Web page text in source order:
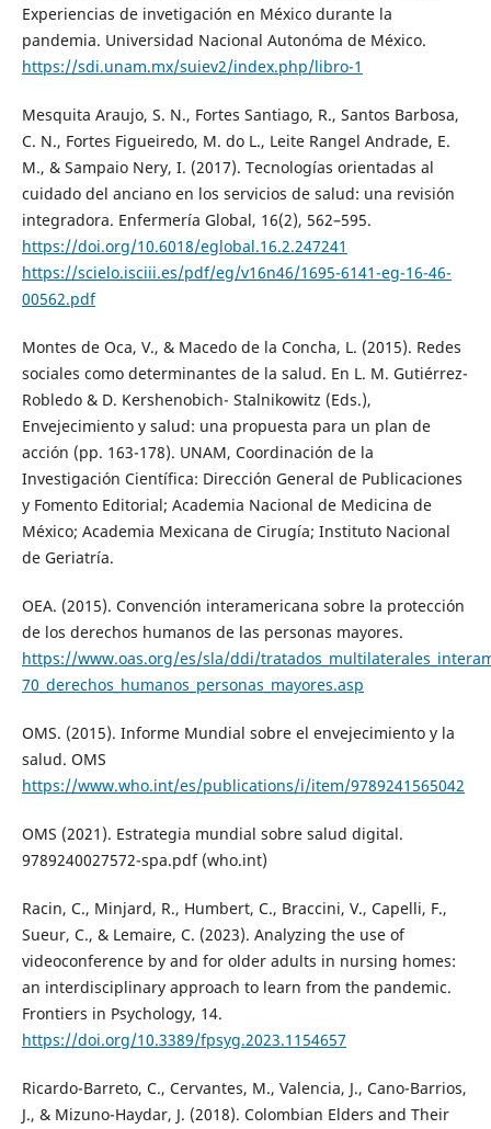
Experiencias de invetigación en México durante la
pandemia. Universidad Nacional Autonóma de México.
https://sdi.unam.mx/suiev2/index.php/libro-1
Mesquita Araujo, S. N., Fortes Santiago, R., Santos Barbosa,
C. N., Fortes Figueiredo, M. do L., Leite Rangel Andrade, E.
M., & Sampaio Nery, I. (2017). Tecnologías orientadas al
cuidado del anciano en los servicios de salud: una revisión
integradora. Enfermería Global, 16(2), 562–595.
https://doi.org/10.6018/eglobal.16.2.247241
https://scielo.isciii.es/pdf/eg/v16n46/1695-6141-eg-16-46-
00562.pdf
Montes de Oca, V., & Macedo de la Concha, L. (2015). Redes
sociales como determinantes de la salud. En L. M. Gutiérrez-
Robledo & D. Kershenobich- Stalnikowitz (Eds.),
Envejecimiento y salud: una propuesta para un plan de
acción (pp. 163-178). UNAM, Coordinación de la
Investigación Científica: Dirección General de Publicaciones
y Fomento Editorial; Academia Nacional de Medicina de
México; Academia Mexicana de Cirugía; Instituto Nacional
de Geriatría.
OEA. (2015). Convención interamericana sobre la protección
de los derechos humanos de las personas mayores.
https://www.oas.org/es/sla/ddi/
70_derechos_humanos_personas_mayores.asp
OMS. (2015). Informe Mundial sobre el envejecimiento y la
salud. OMS
https://www.who.int/es/publications/i/item/9789241565042
OMS (2021). Estrategia mundial sobre salud digital.
9789240027572-spa.pdf (who.int)
Racin, C., Minjard, R., Humbert, C., Braccini, V., Capelli, F.,
Sueur, C., & Lemaire, C. (2023). Analyzing the use of
videoconference by and for older adults in nursing homes:
an interdisciplinary approach to learn from the pandemic.
Frontiers in Psychology, 14.
https://doi.org/10.3389/fpsyg.2023.1154657
Ricardo-Barreto, C., Cervantes, M., Valencia, J., Cano-Barrios,
J., & Mizuno-Haydar, J. (2018). Colombian Elders and Their